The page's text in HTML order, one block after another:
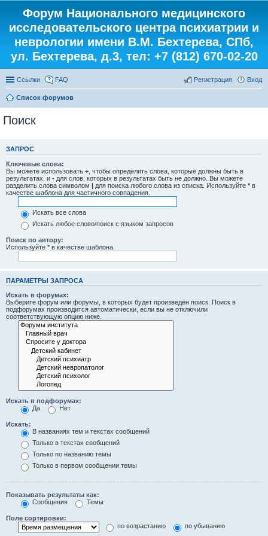
Форум Национального медицинского
исследовательского центра психиатрии и
неврологии имени В.М. Бехтерева, СПб,
ул. Бехтерева, д.3, тел: +7 (812) 670-02-20
Ссылки FAQ Вход
Регистрация
Список форумов
Поиск
ЗАПРОС
Ключевые слова:
Вы можете использовать + , чтобы определить слова, которые должны быть в
результатах, и - для слов, которых в результатах быть не должно. Вы можете
разделить слова символом | для поиска любого слова из списка. Используйте * в
качестве шаблона для частичного совпадения.
Искать все слова
Искать любое слово/поиск с языком запросов
Поиск по автору:
Используйте * в качестве шаблона.
ПАРАМЕТРЫ ЗАПРОСА
Искать в форумах:
Выберите форум или форумы, в которых будет произведён поиск. Поиск в
подфорумах производится автоматически, если вы не отключили
соответствующую опцию ниже.
Искать в подфорумах:
Да
Нет
Искать:
В названиях тем и текстах сообщений
Только в текстах сообщений
Только по названию темы
Только в первом сообщении темы
Показывать результаты как:
Сообщения
Темы
Поле сортировки:
по возрастанию
по убыванию